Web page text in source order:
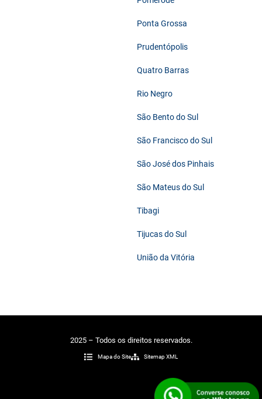
Ponta Grossa
Prudentópolis
Quatro Barras
Rio Negro
São Bento do Sul
São Francisco do Sul
São José dos Pinhais
São Mateus do Sul
Tibagi
Tijucas do Sul
União da Vitória
2025 – Todos os direitos reservados.
Mapa do Site Sitemap XML